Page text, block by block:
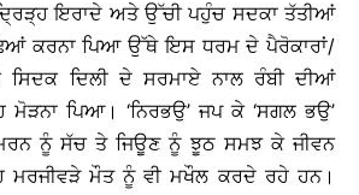
ਇਰਾਦੇ ਅਤੇ ਉੱਚੀ ਪਹੁੰਚ ਸਦਕਾ ਤੱਤੀਆਂ
ਕਰਨਾ ਪਿਆ ਉੱਥੇ ਇਸ ਧਰਮ ਦੇ ਪੈਰੋਕਾਰਾਂ/
ਦਿਲੀ ਦੇ ਸਰਮਾਏ ਨਾਲ ਰੰਬੀ ਦੀਆਂ
ਮੋੜਨਾ ਪਿਆ। ‘ਨਿਰਭਉ’ ਜਪ ਕੇ ‘ਸਗਲ ਭਉ’
ਨੂੰ ਸੱਚ ਤੇ ਜਿਊਣ ਨੂੰ ਝੂਠ ਸਮਝ ਕੇ ਜੀਵਨ
ਮਰਜੀਵੜੇ ਮੌਤ ਨੂੰ ਵੀ ਮਖੌਲ ਕਰਦੇ ਰਹੇ ਹਨ।